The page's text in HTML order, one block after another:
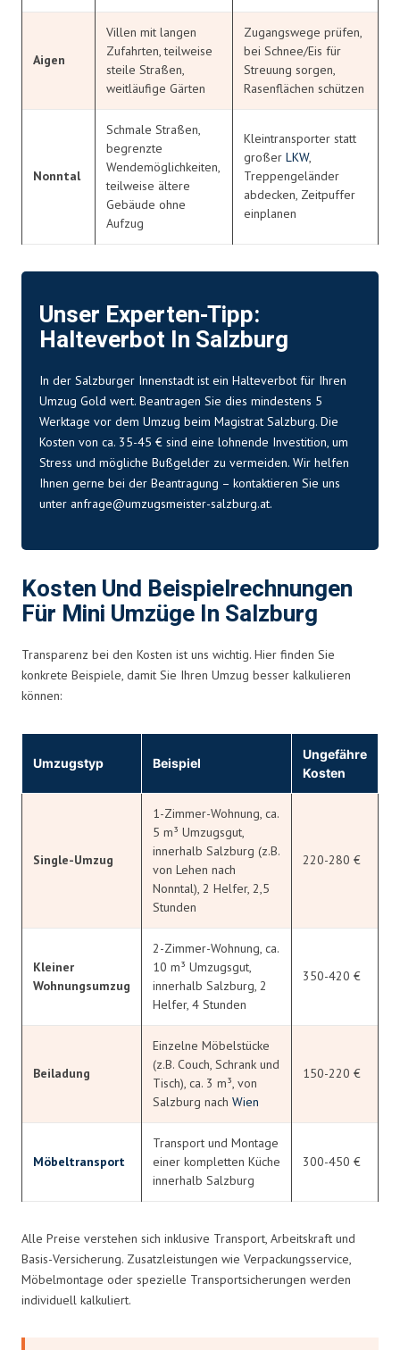
Aigen
Villen mit langen
Zufahrten, teilweise
steile Straßen,
weitläufige Gärten
Zugangswege prüfen,
bei Schnee/Eis für
Streuung sorgen,
Rasenflächen schützen
Nonntal
Schmale Straßen,
begrenzte
Wendemöglichkeiten,
teilweise ältere
Gebäude ohne
Aufzug
Kleintransporter statt
großer LKW,
Treppengeländer
abdecken, Zeitpuffer
einplanen
Unser Experten-Tipp:
Halteverbot In Salzburg
In der Salzburger Innenstadt ist ein Halteverbot für Ihren
Umzug Gold wert. Beantragen Sie dies mindestens 5
Werktage vor dem Umzug beim Magistrat Salzburg. Die
Kosten von ca. 35-45 € sind eine lohnende Investition, um
Stress und mögliche Bußgelder zu vermeiden. Wir helfen
Ihnen gerne bei der Beantragung – kontaktieren Sie uns
unter anfrage@umzugsmeister-salzburg.at.
Kosten Und Beispielrechnungen
Für Mini Umzüge In Salzburg
Transparenz bei den Kosten ist uns wichtig. Hier finden Sie
konkrete Beispiele, damit Sie Ihren Umzug besser kalkulieren
können:
Umzugstyp Beispiel
Ungefähre
Kosten
Single-Umzug
1-Zimmer-Wohnung, ca.
5 m³ Umzugsgut,
innerhalb Salzburg (z.B.
von Lehen nach
Nonntal), 2 Helfer, 2,5
Stunden
220-280 €
Kleiner
Wohnungsumzug
2-Zimmer-Wohnung, ca.
10 m³ Umzugsgut,
innerhalb Salzburg, 2
Helfer, 4 Stunden
350-420 €
Beiladung
Einzelne Möbelstücke
(z.B. Couch, Schrank und
Tisch), ca. 3 m³, von
Salzburg nach Wien
150-220 €
Möbeltransport
Transport und Montage
einer kompletten Küche
innerhalb Salzburg
300-450 €
Alle Preise verstehen sich inklusive Transport, Arbeitskraft und
Basis-Versicherung. Zusatzleistungen wie Verpackungsservice,
Möbelmontage oder spezielle Transportsicherungen werden
individuell kalkuliert.